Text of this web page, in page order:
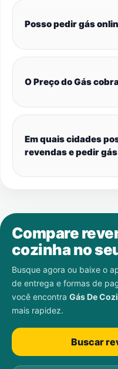
Posso pedir gás
O Preço do Gás
Em quais cidades
revendas e pedir
Compare
cozinha no
Busque agora ou baixe o
de entrega e formas de
você encontra Gás De
mais rapidez.
Buscar